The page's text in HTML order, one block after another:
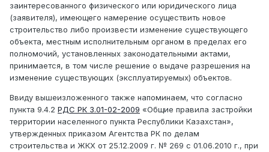
заинтересованного физического или юридического лица
(заявителя), имеющего намерение осуществить новое
строительство либо произвести изменение существующего
объекта, местным исполнительным органом в пределах его
полномочий, установленных законодательными актами,
принимается, в том числе решение о выдаче разрешения на
изменение существующих (эксплуатируемых) объектов.
Ввиду вышеизложенного также напоминаем, что согласно
пункта 9.4.2 РДС РК 3.01-02-2009 «Общие правила застройки
территории населенного пункта Республики Казахстан»,
утвержденных приказом Агентства РК по делам
строительства и ЖКХ от 25.12.2009 г. № 269 с 01.06.2010 г., при